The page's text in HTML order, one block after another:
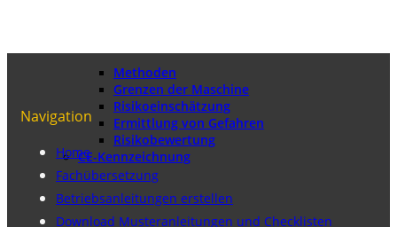
Methoden
Grenzen der Maschine
Risikoeinschätzung
Ermittlung von Gefahren
Risikobewertung
CE-Kennzeichnung
Navigation
Home
Fachübersetzung
Betriebsanleitungen erstellen
Download Musteranleitungen und Checklisten